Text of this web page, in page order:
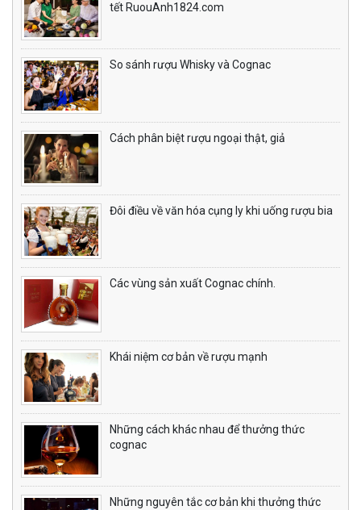
tết RuouAnh1824.com
So sánh rượu Whisky và Cognac
Cách phân biệt rượu ngoại thật, giả
Đôi điều về văn hóa cụng ly khi uống rượu bia
Các vùng sản xuất Cognac chính.
Khái niệm cơ bản về rượu mạnh
Những cách khác nhau để thưởng thức
cognac
Những nguyên tắc cơ bản khi thưởng thức